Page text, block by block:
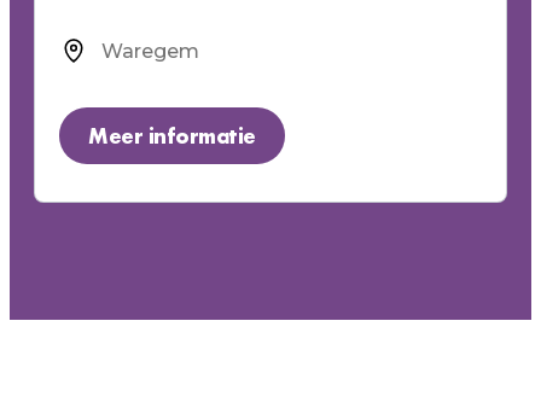
Waregem
Meer informatie